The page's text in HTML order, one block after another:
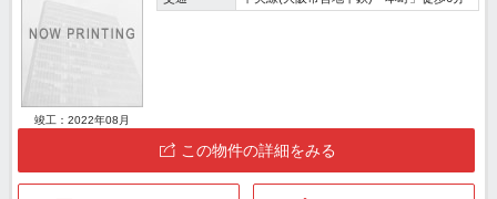
竣工：2022年08月
この物件の詳細をみる